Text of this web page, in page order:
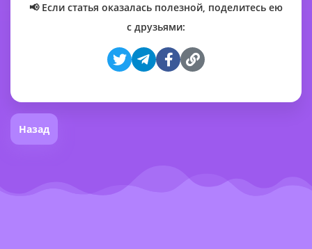
📢 Если статья оказалась полезной, поделитесь ею
с друзьями:
Назад